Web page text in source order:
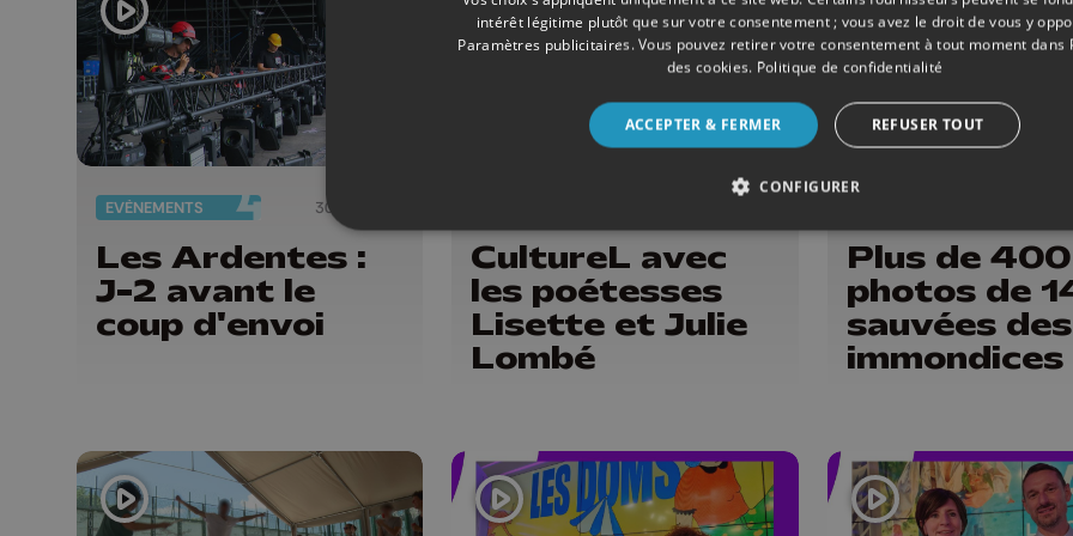
EVÈNEMENTS 30/06/2026
Les Ardentes :
J-2 avant le
coup d'envoi
CultureL avec
les poétesses
Lisette et Julie
Lombé
Plus de 400
photos de
sauvées des
immondices
intérêt légitime plutôt que sur votre consentement ; vous avez le droit de vous y
Paramètres publicitaires. Vous pouvez retirer votre consentement à tout moment dans
des cookies. Politique de confidentialité
ACCEPTER & FERMER REFUSER TOUT
CONFIGURER